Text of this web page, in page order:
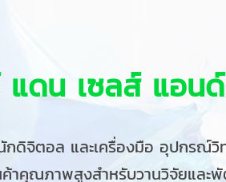
ดน เซลส์ แอน
กดิจิตอล และเครื่องมือ อุปกรณ์
ค้าคุณภาพสูงสำหรับวานวิจัยแล